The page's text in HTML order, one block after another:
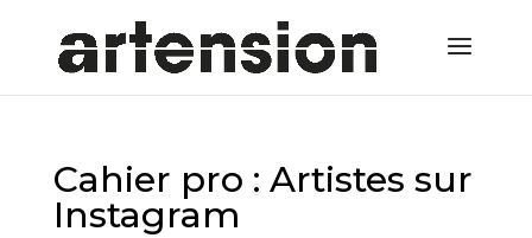
Cahier pro : Artistes sur
Instagram